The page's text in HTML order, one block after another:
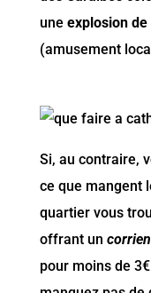
une explosion
(amusement
Si, au contraire,
ce que mangent
quartier vous
offrant un
pour moins de